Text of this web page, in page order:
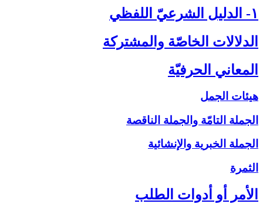
۱- الدليل الشرعيّ اللفظي‏
الدلالات الخاصّة والمشتركة
المعاني الحرفيّة
هيئات الجمل
الجملة التامّة والجملة الناقصة
الجملة الخبرية والإنشائية
الثمرة
الأمر أو أدوات الطلب‏